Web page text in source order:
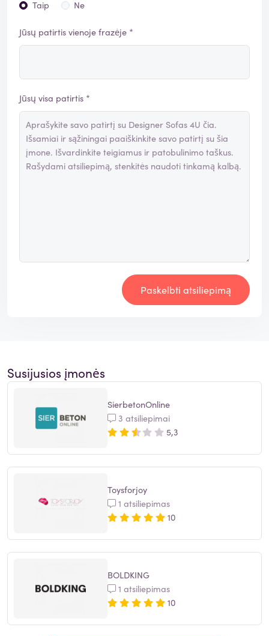
Taip Ne
Jūsų patirtis vienoje frazėje *
Jūsų visa patirtis *
Paskelbti atsiliepimą
Susijusios įmonės
SierbetonOnline
3 atsiliepimai
5,3
Toysforjoy
1 atsiliepimas
10
BOLDKING
1 atsiliepimas
10